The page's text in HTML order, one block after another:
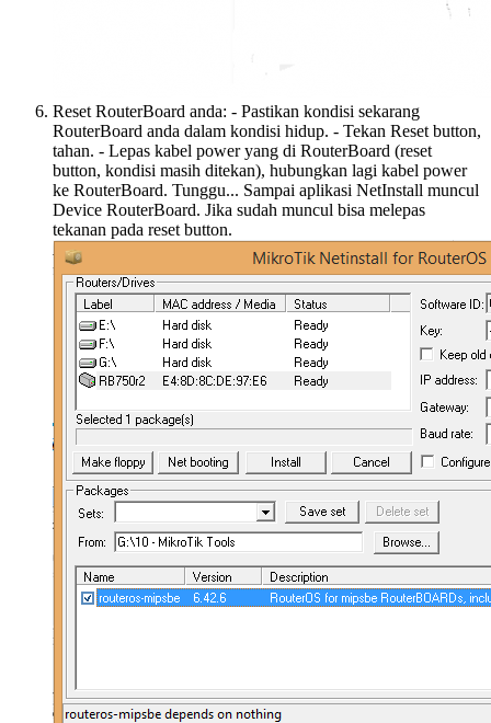
Reset RouterBoard anda: - Pastikan kondisi sekarang
RouterBoard anda dalam kondisi hidup. - Tekan Reset button,
tahan. - Lepas kabel power yang di RouterBoard (reset
button, kondisi masih ditekan), hubungkan lagi kabel power
ke RouterBoard. Tunggu... Sampai aplikasi NetInstall muncul
Device RouterBoard. Jika sudah muncul bisa melepas
tekanan pada reset button.